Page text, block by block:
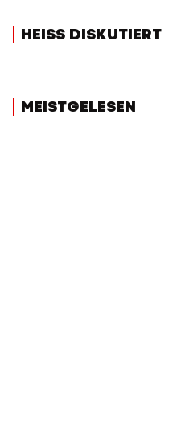
HEISS DISKUTIERT
MEISTGELESEN